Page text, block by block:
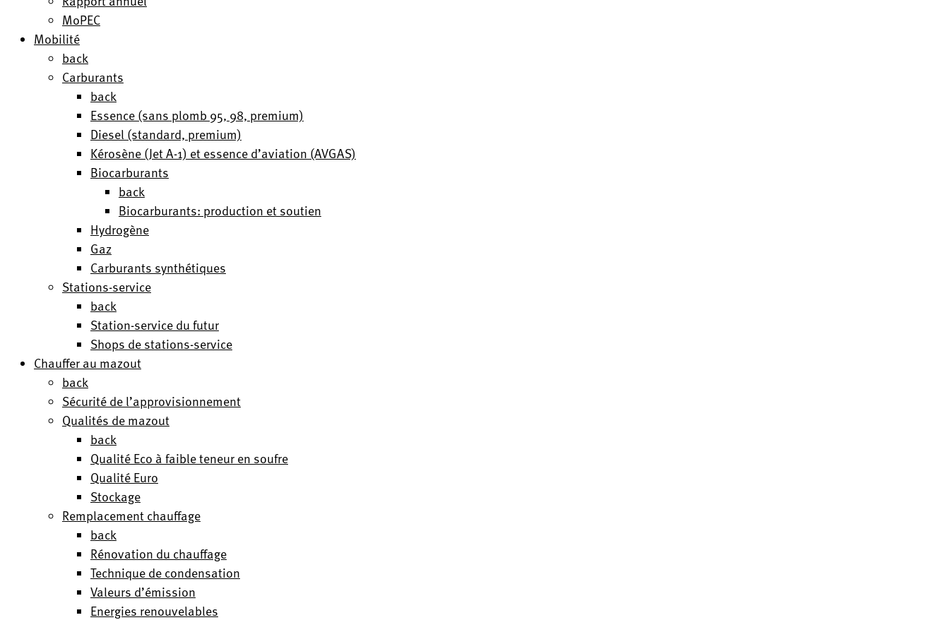
MoPEC
Mobilité
back
Carburants
back
Essence (sans plomb 95, 98, premium)
Diesel (standard, premium)
Kérosène (Jet A-1) et essence d’aviation (AVGAS)
Biocarburants
back
Biocarburants: production et soutien
Hydrogène
Gaz
Carburants synthétiques
Stations-service
back
Station-service du futur
Shops de stations-service
Chauffer au mazout
back
Sécurité de l’approvisionnement
Qualités de mazout
back
Qualité Eco à faible teneur en soufre
Qualité Euro
Stockage
Remplacement chauffage
back
Rénovation du chauffage
Technique de condensation
Valeurs d’émission
Energies renouvelables